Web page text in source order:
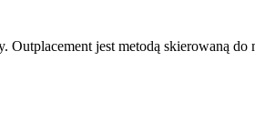
jest metodą skierowaną